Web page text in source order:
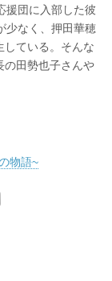
援団に入部した彼
少なく、押田華穂
している。そんな
の田勢也子さんや
物語~